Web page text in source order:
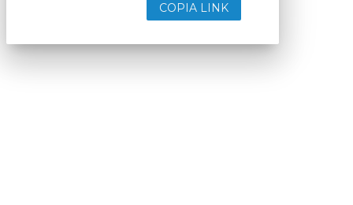
COPIA LINK